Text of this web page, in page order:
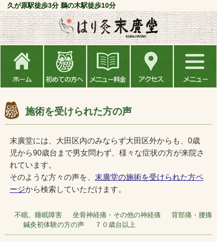
久が原駅徒歩3分 鵜の木駅徒歩10分
施術を受けられた方の声
末廣堂には、大田区内のみならず大田区外からも、0歳
児から90歳台まで男女問わず、様々な症状の方が来院さ
れています。
そのような方々の声を、 末廣堂の施術を受けられた方ペ
ージから検索していただけます。
不眠、睡眠障害 坐骨神経痛・その他の神経痛 背部痛・腰痛
鍼灸初体験の方の声 ７０歳台以上